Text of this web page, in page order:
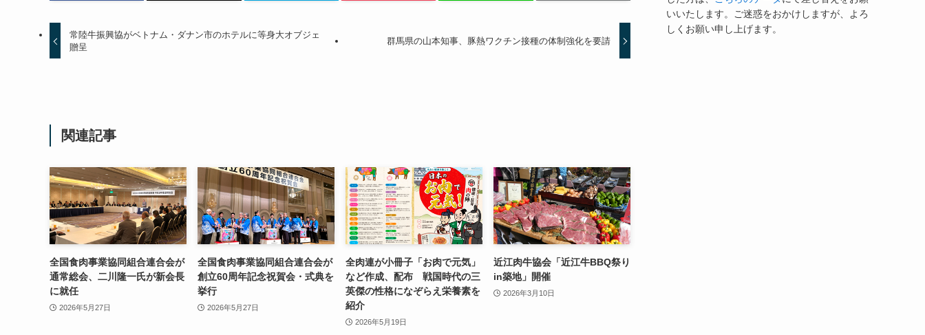
常陸牛振興協がベトナム・ダナン市のホテルに等身大オブジェ
贈呈
群馬県の山本知事、豚熱ワクチン接種の体制強化を要請
関連記事
全国食肉事業協同組合連合会が
通常総会、二川隆一氏が新会長
に就任
2026年5月27日
全国食肉事業協同組合連合会が
創立60周年記念祝賀会・式典を
挙行
2026年5月27日
全肉連が小冊子「お肉で元気」
など作成、配布 戦国時代の三
英傑の性格になぞらえ栄養素を
紹介
2026年5月19日
近江肉牛協会「近江牛BBQ祭り
in築地」開催
2026年3月10日
いいたします。ご迷惑をおかけしますが、よろ
しくお願い申し上げます。